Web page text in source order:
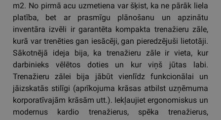
m2. No pirmā acu uzmetiena var šķist, ka ne pārāk liela
platība, bet ar prasmīgu plānošanu un apzinātu
inventāra izvēli ir garantēta kompakta trenažieru zāle,
kurā var trenēties gan iesācēji, gan pieredzējuši lietotāji.
Sākotnējā ideja bija, ka trenažieru zāle ir vieta, kur
darbinieks vēlētos doties un kur viņš jūtas labi.
Trenažieru zālei bija jābūt vienlīdz funkcionālai un
jāizskatās stilīgi (aprīkojuma krāsas atbilst uzņēmuma
korporatīvajām krāsām utt.). Iekļaujiet ergonomiskus un
modernus kardio trenažierus, spēka trenažierus,